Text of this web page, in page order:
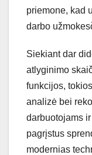
priemone, kad
darbo
Siekiant dar
atlyginimo
funkcijos,
analizė bei
darbuotojams
pagrįstus
modernias